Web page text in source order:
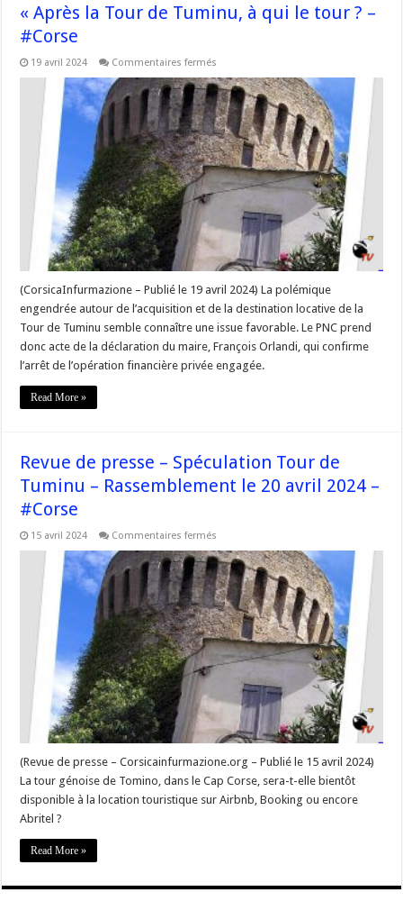
« Après la Tour de Tuminu, à qui le tour ? –
#Corse
19 avril 2024 Commentaires fermés
la
Tour
de
Tuminu,
à
qui
le
tour
?
–
(CorsicaInfurmazione – Publié le 19 avril 2024) La polémique
engendrée autour de l’acquisition et de la destination locative de la
Tour de Tuminu semble connaître une issue favorable. Le PNC prend
donc acte de la déclaration du maire, François Orlandi, qui confirme
l’arrêt de l’opération financière privée engagée.
Read More »
Revue de presse – Spéculation Tour de
Tuminu – Rassemblement le 20 avril 2024 –
#Corse
15 avril 2024 Commentaires fermés
de
presse
–
Spéculation
Tour
de
Tuminu
–
Rassemblement
le
#Corse
(Revue de presse – Corsicainfurmazione.org – Publié le 15 avril 2024)
La tour génoise de Tomino, dans le Cap Corse, sera-t-elle bientôt
disponible à la location touristique sur Airbnb, Booking ou encore
Abritel ?
Read More »